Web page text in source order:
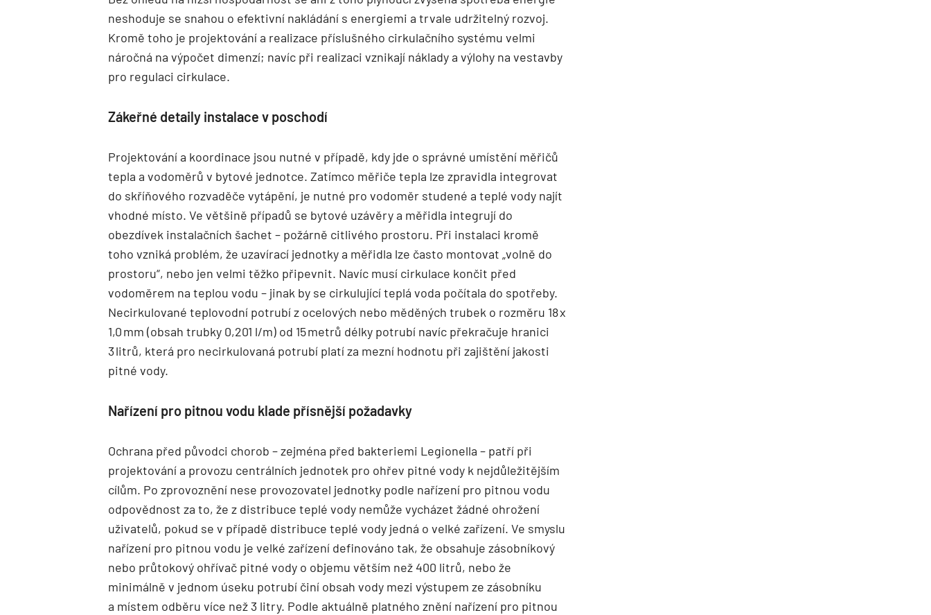
neshoduje se snahou o efektivní nakládání s energiemi a trvale udržitelný rozvoj.
Kromě toho je projektování a realizace příslušného cirkulačního systému velmi
náročná na výpočet dimenzí; navíc při realizaci vznikají náklady a výlohy na vestavby
pro regulaci cirkulace.
Zákeřné detaily instalace v poschodí
Projektování a koordinace jsou nutné v případě, kdy jde o správné umístění měřičů
tepla a vodoměrů v bytové jednotce. Zatímco měřiče tepla lze zpravidla integrovat
do skříňového rozvaděče vytápění, je nutné pro vodoměr studené a teplé vody najít
vhodné místo. Ve většině případů se bytové uzávěry a měřidla integrují do
obezdívek instalačních šachet – požárně citlivého prostoru. Při instalaci kromě
toho vzniká problém, že uzavírací jednotky a měřidla lze často montovat „volně do
prostoru“, nebo jen velmi těžko připevnit. Navíc musí cirkulace končit před
vodoměrem na teplou vodu – jinak by se cirkulující teplá voda počítala do spotřeby.
Necirkulované teplovodní potrubí z ocelových nebo měděných trubek o rozměru 18 x
1,0 mm (obsah trubky 0,201 l/m) od 15 metrů délky potrubí navíc překračuje hranici
3 litrů, která pro necirkulovaná potrubí platí za mezní hodnotu při zajištění jakosti
pitné vody.
Nařízení pro pitnou vodu klade přísnější požadavky
Ochrana před původci chorob – zejména před bakteriemi Legionella – patří při
projektování a provozu centrálních jednotek pro ohřev pitné vody k nejdůležitějším
cílům. Po zprovoznění nese provozovatel jednotky podle nařízení pro pitnou vodu
odpovědnost za to, že z distribuce teplé vody nemůže vycházet žádné ohrožení
uživatelů, pokud se v případě distribuce teplé vody jedná o velké zařízení. Ve smyslu
nařízení pro pitnou vodu je velké zařízení definováno tak, že obsahuje zásobníkový
nebo průtokový ohřívač pitné vody o objemu větším než 400 litrů, nebo že
minimálně v jednom úseku potrubí činí obsah vody mezi výstupem ze zásobníku
a místem odběru více než 3 litry. Podle aktuálně platného znění nařízení pro pitnou